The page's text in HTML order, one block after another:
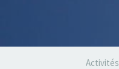
Activités